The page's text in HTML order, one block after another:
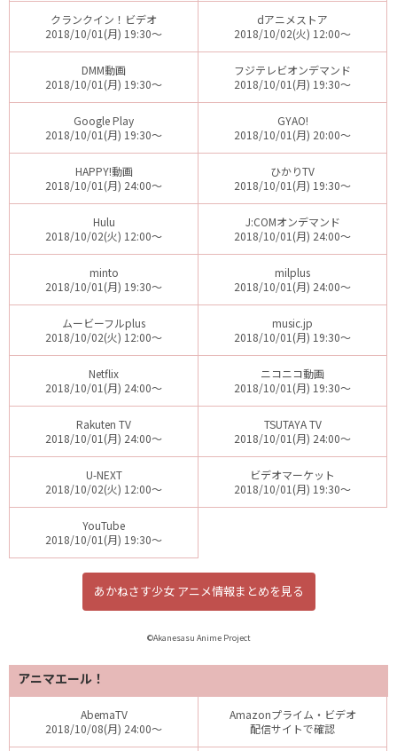
クランクイン！ビデオ
2018/10/01(月) 19:30～
dアニメストア
2018/10/02(火) 12:00～
DMM動画
2018/10/01(月) 19:30～
フジテレビオンデマンド
2018/10/01(月) 19:30～
Google Play
2018/10/01(月) 19:30～
GYAO!
2018/10/01(月) 20:00～
HAPPY!動画
2018/10/01(月) 24:00～
ひかりTV
2018/10/01(月) 19:30～
Hulu
2018/10/02(火) 12:00～
J:COMオンデマンド
2018/10/01(月) 24:00～
minto
2018/10/01(月) 19:30～
milplus
2018/10/01(月) 24:00～
ムービーフルplus
2018/10/02(火) 12:00～
music.jp
2018/10/01(月) 19:30～
Netflix
2018/10/01(月) 24:00～
ニコニコ動画
2018/10/01(月) 19:30～
Rakuten TV
2018/10/01(月) 24:00～
TSUTAYA TV
2018/10/01(月) 24:00～
U-NEXT
2018/10/02(火) 12:00～
ビデオマーケット
2018/10/01(月) 19:30～
YouTube
2018/10/01(月) 19:30～
あかねさす少女 アニメ情報まとめを見る
©Akanesasu Anime Project
アニマエール！
AbemaTV
2018/10/08(月) 24:00～
Amazonプライム・ビデオ
配信サイトで確認